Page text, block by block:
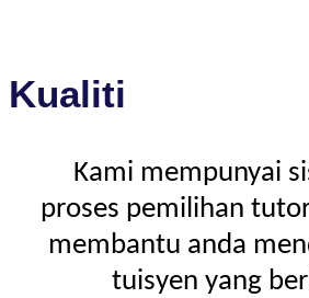
Kualiti
Kami mempunyai
proses pemilihan
membantu anda
tuisyen yang